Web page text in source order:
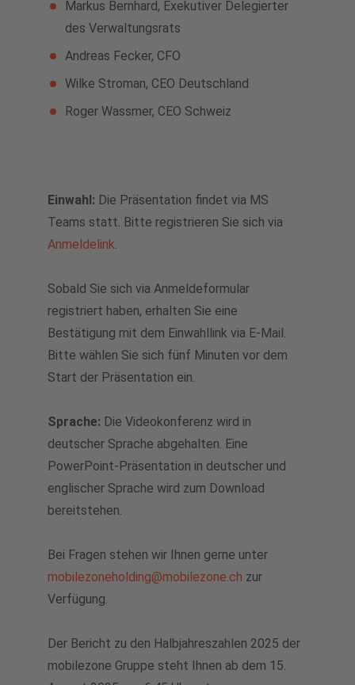
Markus Bernhard, Exekutiver Delegierter
des Verwaltungsrats
Andreas Fecker, CFO
Wilke Stroman, CEO Deutschland
Roger Wassmer, CEO Schweiz
Einwahl: Die Präsentation findet via MS
Teams statt. Bitte registrieren Sie sich via
Anmeldelink.
Sobald Sie sich via Anmeldeformular
registriert haben, erhalten Sie eine
Bestätigung mit dem Einwahllink via E-Mail.
Bitte wählen Sie sich fünf Minuten vor dem
Start der Präsentation ein.
Sprache: Die Videokonferenz wird in
deutscher Sprache abgehalten. Eine
PowerPoint-Präsentation in deutscher und
englischer Sprache wird zum Download
bereitstehen.
Bei Fragen stehen wir Ihnen gerne unter
mobilezoneholding@mobilezone.ch zur
Verfügung.
Der Bericht zu den Halbjahreszahlen 2025 der
mobilezone Gruppe steht Ihnen ab dem 15.